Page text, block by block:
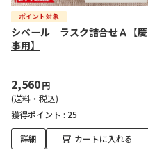
シベール ラスク詰合せＡ【慶
事用】
2,560円
(送料・税込)
獲得ポイント : 25
詳細 カートに入れる